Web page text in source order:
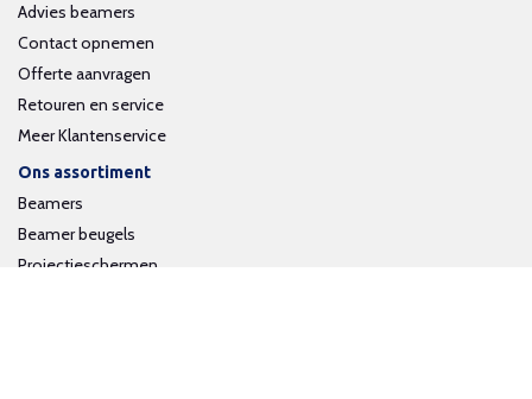
Advies beamers
Contact opnemen
Offerte aanvragen
Retouren en service
Meer Klantenservice
Ons assortiment
Beamers
Beamer beugels
Projectieschermen